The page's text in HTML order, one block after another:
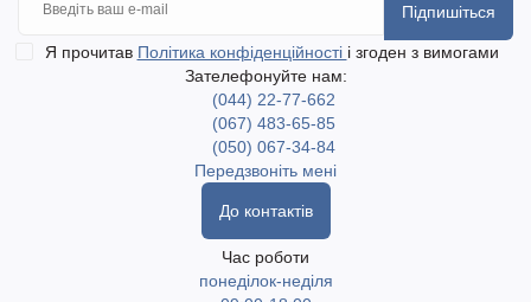
Підпишіться
Я прочитав Політика конфіденційності і згоден з вимогами
Зателефонуйте нам:
(044) 22-77-662
(067) 483-65-85
(050) 067-34-84
Передзвоніть мені
До контактів
Час роботи
понеділок-неділя